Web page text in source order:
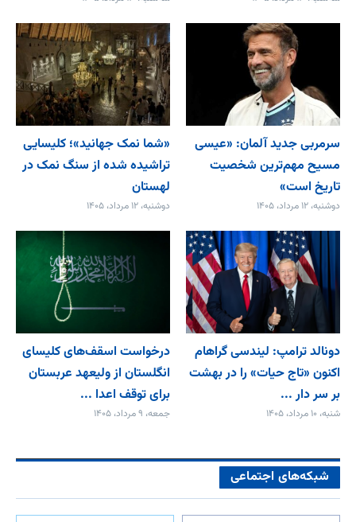
سرمربی جدید آلمان: «عیسی
مسیح مهم‌ترین شخصیت
تاریخ است»
دوشنبه، ۱۲ مرداد، ۱۴۰۵
«شما نمک جهانید»؛ کلیسایی
تراشیده شده از سنگ نمک در
لهستان
دوشنبه، ۱۲ مرداد، ۱۴۰۵
دونالد ترامپ: لیندسی گراهام
اکنون «تاج حیات» را در بهشت
بر سر دار ...
شنبه، ۱۰ مرداد، ۱۴۰۵
درخواست اسقف‌های کلیسای
انگلستان از ولیعهد عربستان
برای توقف اعدا ...
جمعه، ۹ مرداد، ۱۴۰۵
شبکه‌های اجتماعی